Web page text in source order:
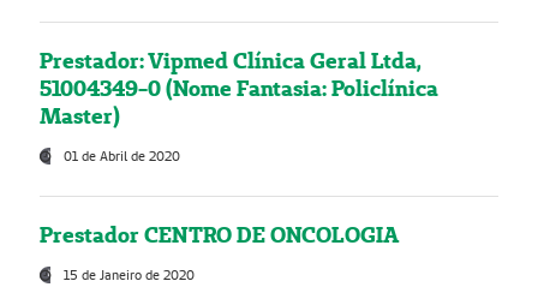
Prestador: Vipmed Clínica Geral Ltda,
51004349-0 (Nome Fantasia: Policlínica
Master)
01 de Abril de 2020
Prestador CENTRO DE ONCOLOGIA
15 de Janeiro de 2020